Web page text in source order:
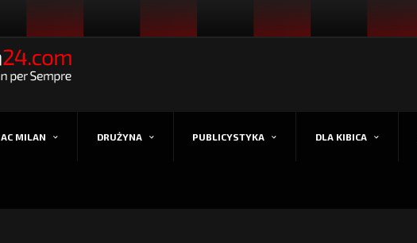
AC MILAN DRUŻYNA PUBLICYSTYKA DLA KIBICA